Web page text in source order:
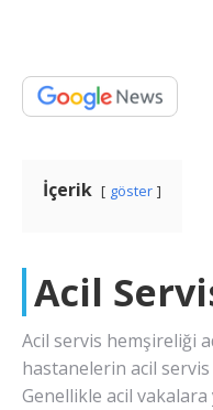
İçerik göster
Acil
Acil servis hemşireliği
hastanelerin acil servis
Genellikle acil